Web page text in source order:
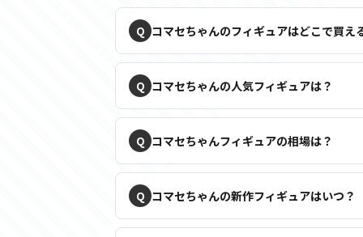
コマセちゃんのフィギュアはどこで買え
コマセちゃんの人気フィギュアは？
コマセちゃんフィギュアの相場は？
コマセちゃんの新作フィギュアはいつ？